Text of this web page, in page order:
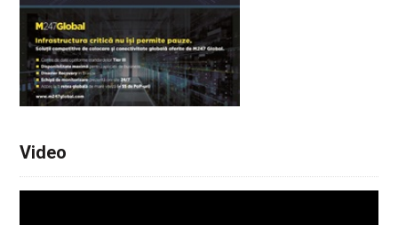
Video